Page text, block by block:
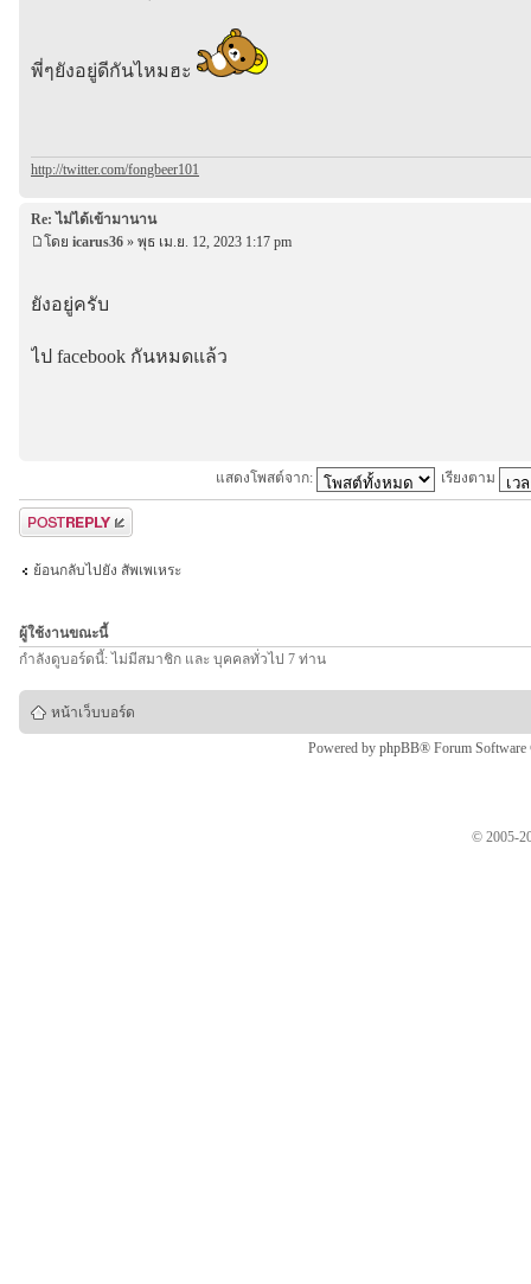
พี่ๆยังอยู่ดีกันไหมฮะ
http://twitter.com/fongbeer101
Re: ไม่ได้เข้ามานาน
โดย icarus36 » พุธ เม.ย. 12, 2023 1:17 pm
ยังอยู่ครับ
ไป facebook กันหมดแล้ว
แสดงโพสต์จาก: เรียงตาม
ตอบกระทู้
ย้อนกลับไปยัง สัพเพเหระ
ผู้ใช้งานขณะนี้
กำลังดูบอร์ดนี้: ไม่มีสมาชิก และ บุคคลทั่วไป 7 ท่าน
หน้าเว็บบอร์ด
Powered by phpBB® Forum
© 2005-